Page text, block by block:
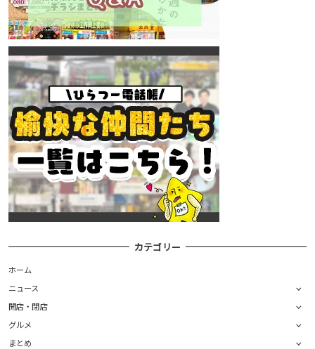
カテゴリー
ホーム
ニュース
開店・閉店
グルメ
まとめ